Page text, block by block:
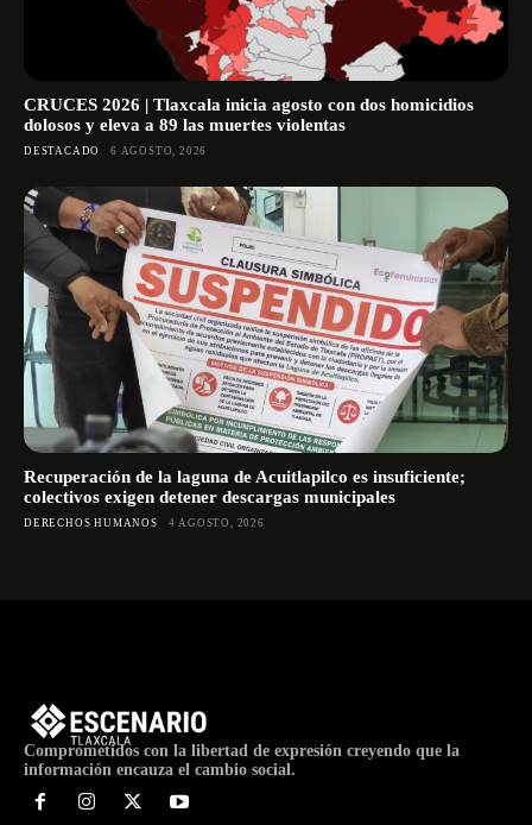
CRUCES 2026 | Tlaxcala inicia agosto con dos homicidios
dolosos y eleva a 89 las muertes violentas
DESTACADO 6 AGOSTO, 2026
Recuperación de la laguna de Acuitlapilco es insuficiente;
colectivos exigen detener descargas municipales
DERECHOS HUMANOS 4 AGOSTO, 2026
Comprometidos con la libertad de expresión creyendo que la
información encauza el cambio social.